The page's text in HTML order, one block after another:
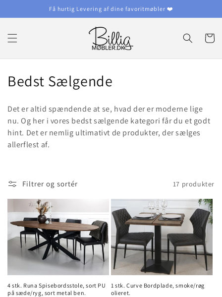
Få hurtig Levering af dine favoritmøbler ❤️
K
l
l
k
t
i
o
n
:
Bedst Sælgende
Det er altid spændende at se, hvad der er moderne lige
nu. Og her i vores bedst sælgende kategori får du et godt
hint. Det er nemlig ultimativt de produkter, der sælges
allerflest af.
Filtrer og sortér 17 produkter
4 stk. Runa Spisebordsstole, sort PU
på sæde/ryg, sort metal ben.
1 stk. Curve Bordplade, smoke/røg
olieret.